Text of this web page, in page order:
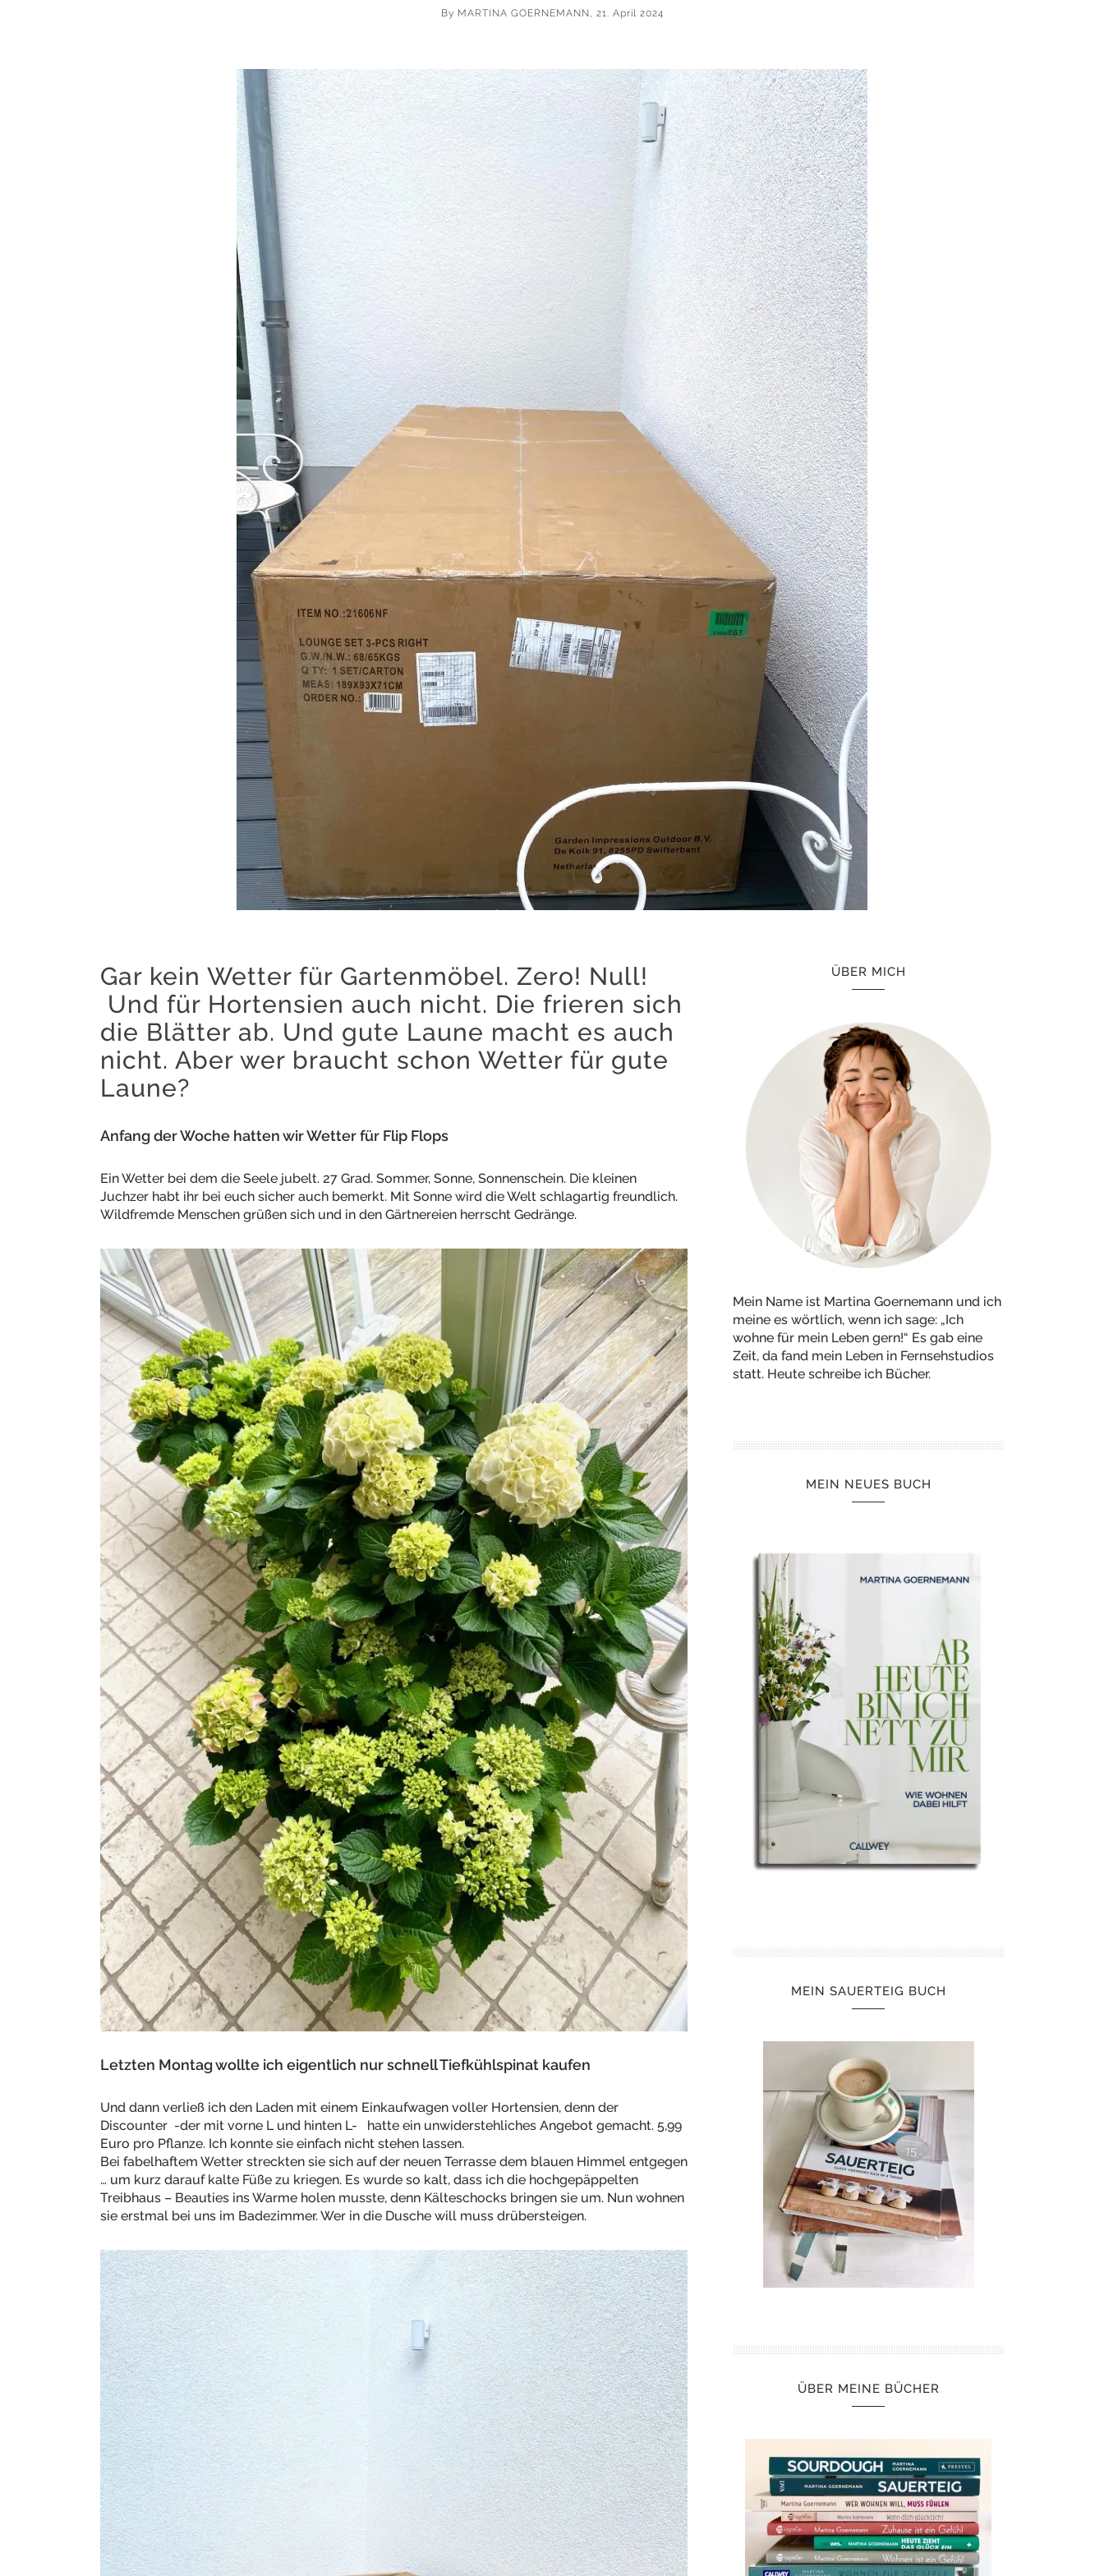
By MARTINA GOERNEMANN , 21. April 2024
Gar kein Wetter für Gartenmöbel. Zero! Null!
Und für Hortensien auch nicht. Die frieren sich
die Blätter ab. Und gute Laune macht es auch
nicht. Aber wer braucht schon Wetter für gute
Laune?
Anfang der Woche hatten wir Wetter für Flip Flops
Ein Wetter bei dem die Seele jubelt. 27 Grad. Sommer, Sonne, Sonnenschein. Die kleinen
Juchzer habt ihr bei euch sicher auch bemerkt. Mit Sonne wird die Welt schlagartig freundlich.
Wildfremde Menschen grüßen sich und in den Gärtnereien herrscht Gedränge.
Letzten Montag wollte ich eigentlich nur schnell Tiefkühlspinat kaufen
Und dann verließ ich den Laden mit einem Einkaufwagen voller Hortensien, denn der
Discounter -der mit vorne L und hinten L- hatte ein unwiderstehliches Angebot gemacht. 5,99
Euro pro Pflanze. Ich konnte sie einfach nicht stehen lassen.
Bei fabelhaftem Wetter streckten sie sich auf der neuen Terrasse dem blauen Himmel entgegen
… um kurz darauf kalte Füße zu kriegen. Es wurde so kalt, dass ich die hochgepäppelten
Treibhaus – Beauties ins Warme holen musste, denn Kälteschocks bringen sie um. Nun wohnen
sie erstmal bei uns im Badezimmer. Wer in die Dusche will muss drübersteigen.
ÜBER MICH
Mein Name ist Martina Goernemann und ich
meine es wörtlich, wenn ich sage: „Ich
wohne für mein Leben gern!“ Es gab eine
Zeit, da fand mein Leben in Fernsehstudios
statt. Heute schreibe ich Bücher.
MEIN NEUES BUCH
MEIN SAUERTEIG BUCH
ÜBER MEINE BÜCHER